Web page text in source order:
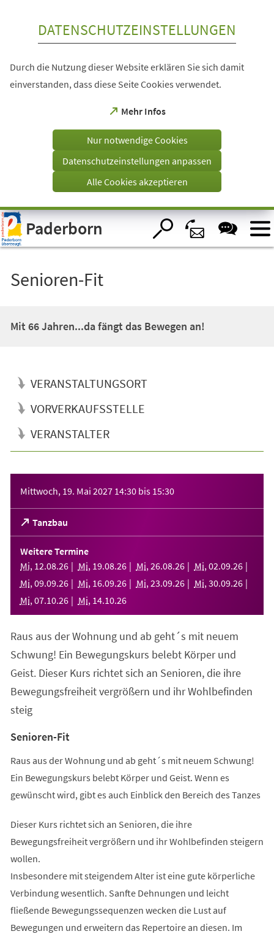
Visuelle
Assistenzsoftware
öffnen.
DATENSCHUTZEINSTELLUNGEN
Durch die Nutzung dieser Website erklären Sie sich damit
einverstanden, dass diese Seite Cookies verwendet.
Mehr Infos
(Öffnet
einem
Tab)
Nur notwendige Cookies
Datenschutzeinstellungen anpassen
Alle Cookies akzeptieren
Paderborn
Senioren-Fit
Mit 66 Jahren...da fängt das Bewegen an!
VERANSTALTUNGSORT
VORVERKAUFSSTELLE
VERANSTALTER
Mittwoch, 19. Mai 2027 14:30 bis 15:30
Tanzbau
(Öffnet
in
einem
neuen
Tab)
Weitere Termine
Mi, 12.08.26 Mi, 19.08.26 Mi, 26.08.26 Mi, 02.09.26
Mi, 09.09.26 Mi, 16.09.26 Mi, 23.09.26 Mi, 30.09.26
Mi, 07.10.26 Mi, 14.10.26
Raus aus der Wohnung und ab geht´s mit neuem
Schwung! Ein Bewegungskurs belebt Körper und
Geist. Dieser Kurs richtet sich an Senioren, die ihre
Bewegungsfreiheit vergrößern und ihr Wohlbefinden
steig
Senioren-Fit
Raus aus der Wohnung und ab geht´s mit neuem Schwung!
Ein Bewegungskurs belebt Körper und Geist. Wenn es
gewünscht wird, gibt es auch Einblick den Bereich des Tanzes
Dieser Kurs richtet sich an Senioren, die ihre
Bewegungsfreiheit vergrößern und ihr Wohlbefinden steigern
wollen.
Insbesondere mit steigendem Alter ist eine gute körperliche
Verbindung wesentlich. Sanfte Dehnungen und leicht
fließende Bewegungssequenzen wecken die Lust auf
Bewegungen und erweitern das Repertoire an diesen. Im